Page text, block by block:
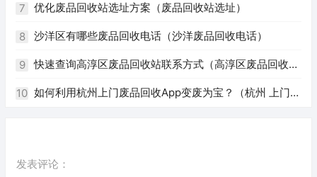
7 优化废品回收站选址方案（废品回收站选址）
8 沙洋区有哪些废品回收电话（沙洋废品回收电话）
9 快速查询高淳区废品回收站联系方式（高淳区废品回收站
电话）
10 如何利用杭州上门废品回收App变废为宝？（杭州 上门回
发表评论：